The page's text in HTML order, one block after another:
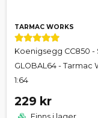
TARMAC WORKS
Koenigsegg CC850 -
GLOBAL64 - Tarmac
1:64
229 kr